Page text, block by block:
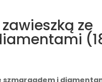
ze
szmaragdem i